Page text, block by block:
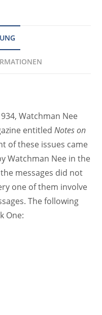
Watchman Nee
entitledNotes on
of these issues came
Watchman Nee in the
messages did not
one of them involve
The following
One: